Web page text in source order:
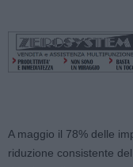
A maggio il 78% delle
riduzione consistente